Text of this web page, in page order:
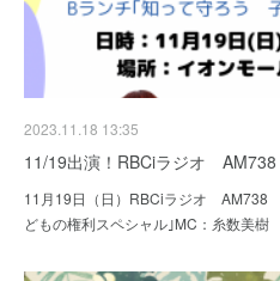
2023.11.18 13:35
11/19出演！RBCiラジオ
11月19日（日）RBCiラジオ
どもの権利スペシャル｣MC：糸数美